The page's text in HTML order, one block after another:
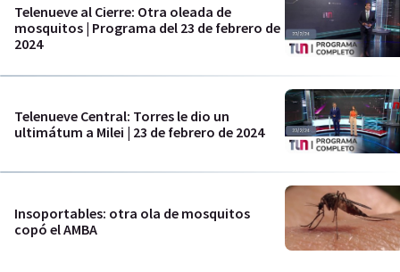
Telenueve al Cierre: Otra oleada de
mosquitos | Programa del 23 de febrero de
2024
Telenueve Central: Torres le dio un
ultimátum a Milei | 23 de febrero de 2024
Insoportables: otra ola de mosquitos
copó el AMBA